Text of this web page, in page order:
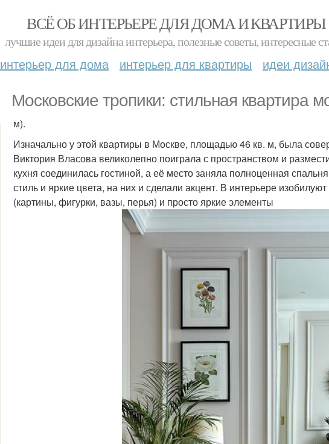
ВСЁ ОБ ИНТЕРЬЕРЕ ДЛЯ ДОМА И КВАРТИРЫ
лучшие идеи для дизайна интерьера, полезные советы, интересные
интерьер для дома интерьер для квартиры идеи
Московские тропики: стильная квартира
м).
Изначально у этой квартиры в Москве, площадью 46 кв. м, была
Виктория Власова великолепно поиграла с пространством и
кухня соединилась гостиной, а её место заняла полноценная
стиль и яркие цвета, на них и сделали акцент. В интерьере
(картины, фигурки, вазы, перья) и просто яркие элементы